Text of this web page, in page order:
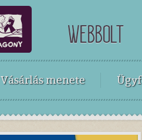
WEBBOLT
Vásárlás menete